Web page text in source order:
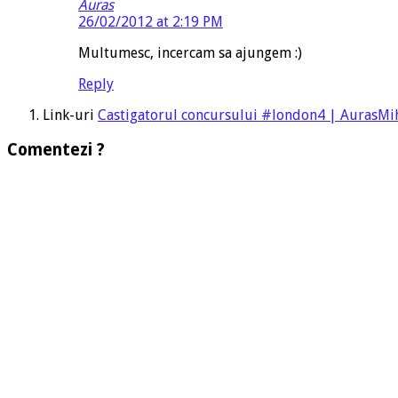
Auras
26/02/2012 at 2:19 PM
Multumesc, incercam sa ajungem :)
Reply
Link-uri Castigatorul concursului #london4 |
Comentezi ?